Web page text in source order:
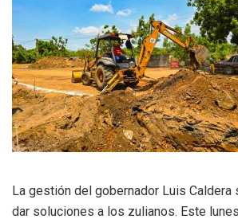
La gestión del gobernador Luis Caldera
dar soluciones a los zulianos. Este